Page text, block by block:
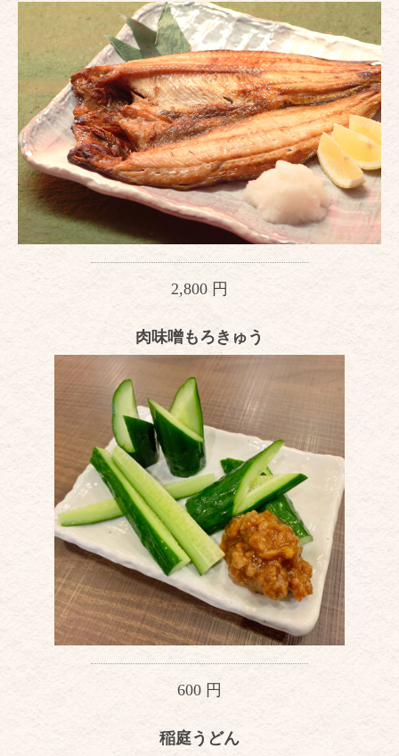
2,800 円
肉味噌もろきゅう
600 円
稲庭うどん